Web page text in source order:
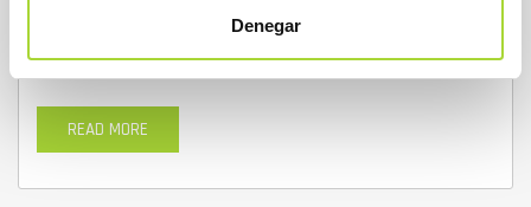
Denegar
MÁS INFORMACIÓN
READ MORE